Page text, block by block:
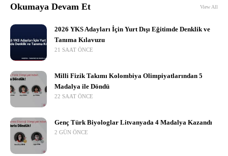
Okumaya Devam Et View All
2026 YKS Adayları İçin Yurt Dışı Eğitimde Denklik ve
Tanıma Kılavuzu
21 SAAT ÖNCE
Milli Fizik Takımı Kolombiya Olimpiyatlarından 5
Madalya ile Döndü
22 SAAT ÖNCE
Genç Türk Biyologlar Litvanyada 4 Madalya Kazandı
2 GÜN ÖNCE